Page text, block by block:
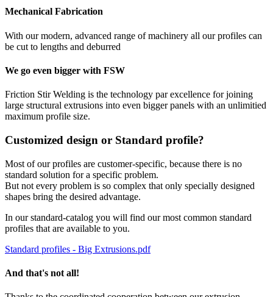
Mechanical Fabrication
With our modern, advanced range of machinery all our profiles can
be cut to lengths and deburred
We go even bigger with FSW
Friction Stir Welding is the technology par excellence for joining
large structural extrusions into even bigger panels with an unlimitied
maximum profile size.
Customized design or Standard profile?
Most of our profiles are customer-specific, because there is no
standard solution for a specific problem.
But not every problem is so complex that only specially designed
shapes bring the desired advantage.
In our standard-catalog you will find our most common standard
profiles that are available to you.
Standard profiles - Big Extrusions.pdf
And that's not all!